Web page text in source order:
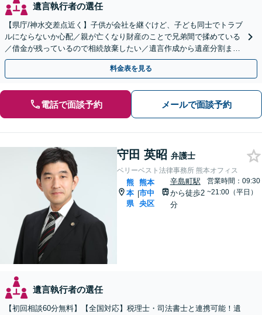
遺言執行者の選任
【県庁/神水交差点近く】子供が会社を継ぐけど、子ども同士でトラブ
ルにならないか心配／親が亡くなり財産のことで兄弟間で揉めている
／借金が残っているので相続放棄したい／遺言作成から遺産分割まで
サポートします。
料金表を見る
電話で面談予約 メールで面談予約
守田 英昭 弁護士
ベリーベスト法律事務所 熊本オフィス
熊
本
県
|
熊本
市中
央区
辛島町駅
から徒歩2
分
営業時間：09:30
~21:00（平日）
遺言執行者の選任
【初回相談60分無料】【全国対応】税理士・司法書士と連携可能！遺